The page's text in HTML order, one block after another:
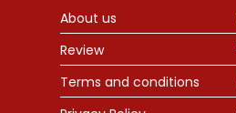
About us
Review
Terms and conditions